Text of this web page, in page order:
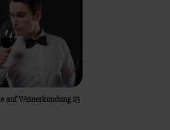
auf Weinerkundung 23